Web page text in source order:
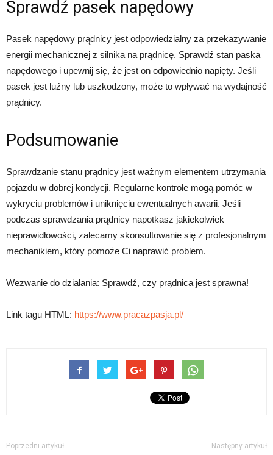
Sprawdź pasek napędowy
Pasek napędowy prądnicy jest odpowiedzialny za przekazywanie
energii mechanicznej z silnika na prądnicę. Sprawdź stan paska
napędowego i upewnij się, że jest on odpowiednio napięty. Jeśli
pasek jest luźny lub uszkodzony, może to wpływać na wydajność
prądnicy.
Podsumowanie
Sprawdzanie stanu prądnicy jest ważnym elementem utrzymania
pojazdu w dobrej kondycji. Regularne kontrole mogą pomóc w
wykryciu problemów i uniknięciu ewentualnych awarii. Jeśli
podczas sprawdzania prądnicy napotkasz jakiekolwiek
nieprawidłowości, zalecamy skonsultowanie się z profesjonalnym
mechanikiem, który pomoże Ci naprawić problem.
Wezwanie do działania: Sprawdź, czy prądnica jest sprawna!
Link tagu HTML: https://www.pracazpasja.pl/
Poprzedni artykuł Następny artykuł